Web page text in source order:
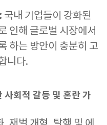
국내 기업들이 강화된
인해 글로벌 시장에서
하는 방안이 충분히 고
니다.
회적 갈등 및 혼란 가